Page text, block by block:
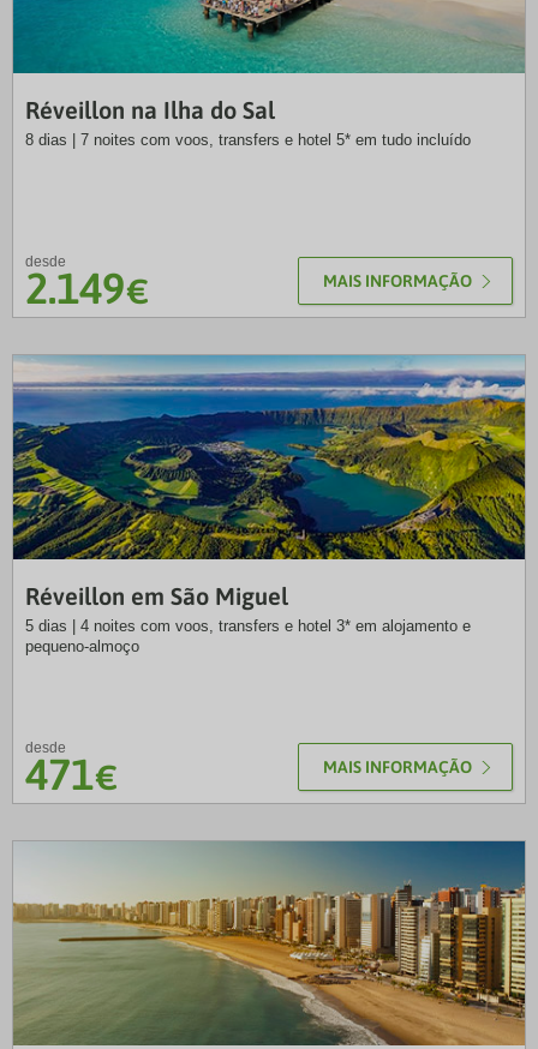
Réveillon na Ilha do Sal
8 dias | 7 noites com voos, transfers e hotel 5* em tudo incluído
desde
2.149€ MAIS INFORMAÇÃO
Réveillon em São Miguel
5 dias | 4 noites com voos, transfers e hotel 3* em alojamento e
pequeno-almoço
desde
471€ MAIS INFORMAÇÃO